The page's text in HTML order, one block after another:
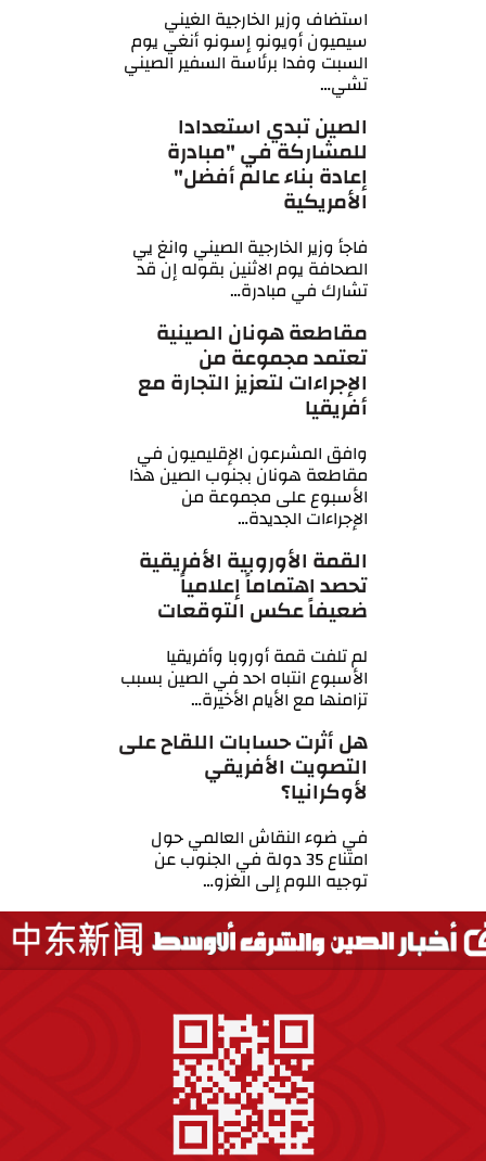
استضاف وزير الخارجية الغيني
سيميون أويونو إسونو أنغي يوم
السبت وفدا برئاسة السفير الصيني
تشي…
الصين تبدي استعدادا
للمشاركة في "مبادرة
إعادة بناء عالم أفضل"
الأمريكية
فاجأ وزير الخارجية الصيني وانغ يي
الصحافة يوم الاثنين بقوله إن قد
تشارك في مبادرة…
مقاطعة هونان الصينية
تعتمد مجموعة من
الإجراءات لتعزيز التجارة مع
أفريقيا
وافق المشرعون الإقليميون في
مقاطعة هونان بجنوب الصين هذا
الأسبوع على مجموعة من
الإجراءات الجديدة…
القمة الأوروبية الأفريقية
تحصد اهتماماً إعلامياً
ضعيفاً عكس التوقعات
لم تلفت قمة أوروبا وأفريقيا
الأسبوع انتباه احد في الصين بسبب
تزامنها مع الأيام الأخيرة…
هل أثرت حسابات اللقاح على
التصويت الأفريقي
لأوكرانيا؟
في ضوء النقاش العالمي حول
امتناع 35 دولة في الجنوب عن
توجيه اللوم إلى الغزو…